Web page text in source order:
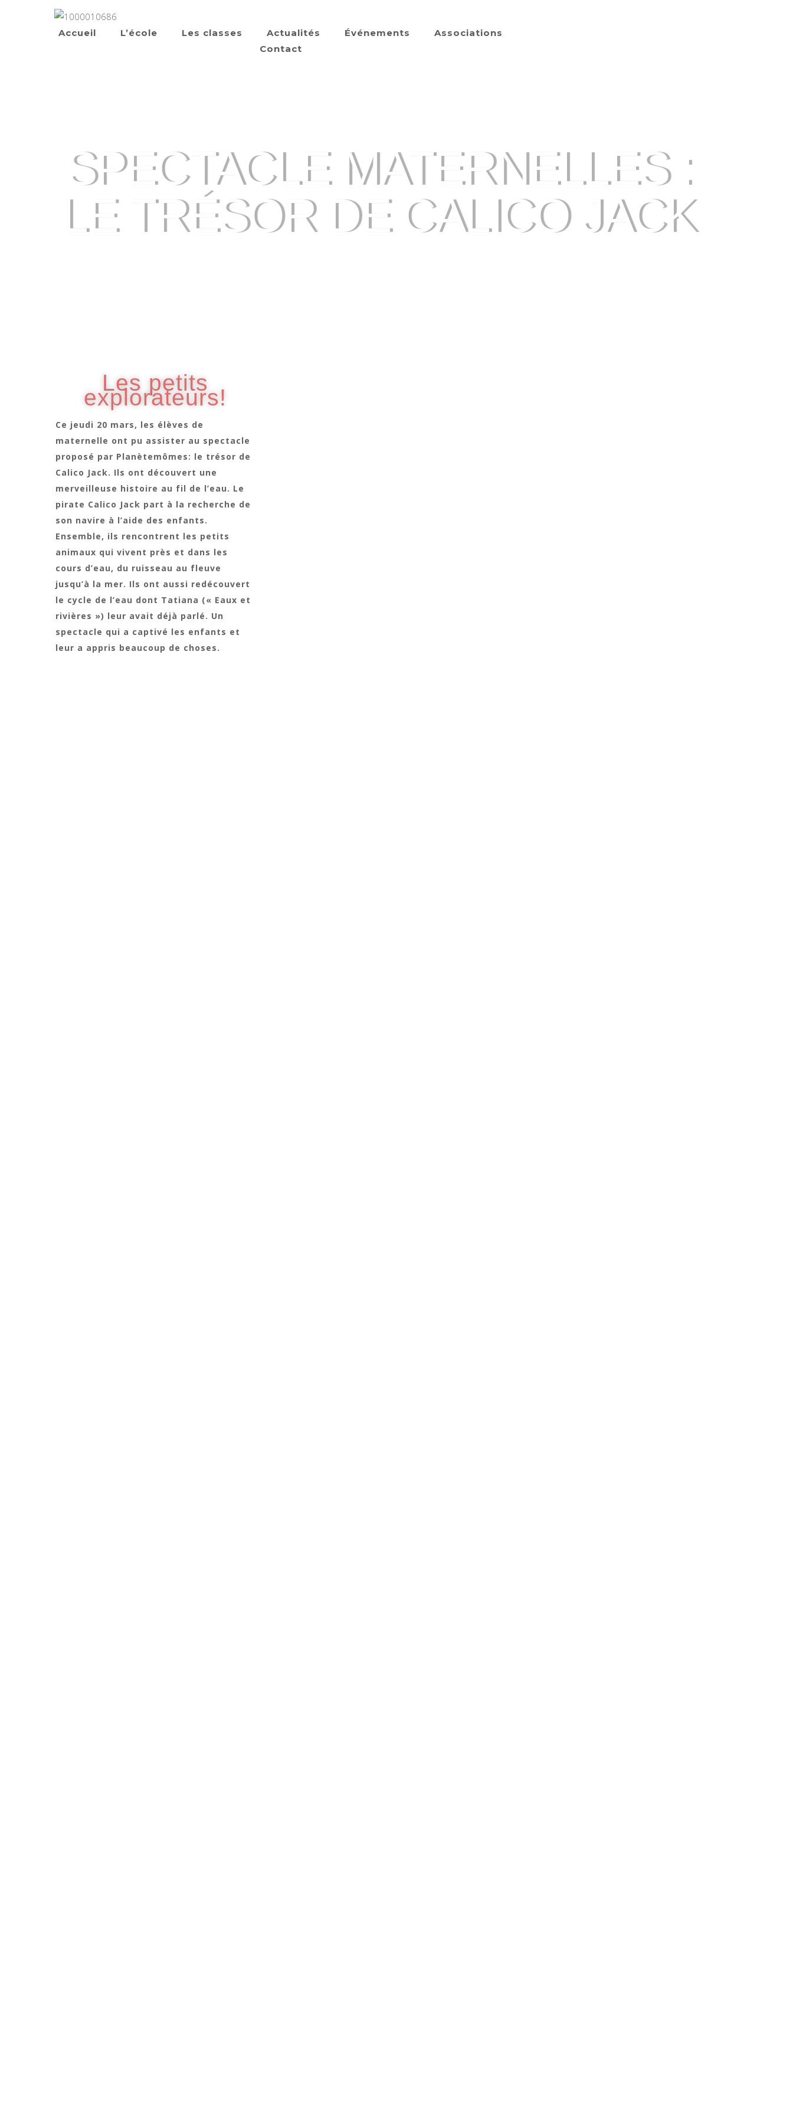
Accueil L’école Les classes Actualités Événements
Associations
Contact
SPECTACLE MATERNELLES :
LE TRÉSOR DE CALICO JACK
Les petits
explorateurs!
Ce jeudi 20 mars, les élèves de
maternelle ont pu assister au spectacle
proposé par Planètemômes: le trésor de
Calico Jack. Ils ont découvert une
merveilleuse histoire au fil de l’eau. Le
pirate Calico Jack part à la recherche de
son navire à l’aide des enfants.
Ensemble, ils rencontrent les petits
animaux qui vivent près et dans les
cours d’eau, du ruisseau au fleuve
jusqu’à la mer. Ils ont aussi redécouvert
le cycle de l’eau dont Tatiana (« Eaux et
rivières ») leur avait déjà parlé. Un
spectacle qui a captivé les enfants et
leur a appris beaucoup de choses.